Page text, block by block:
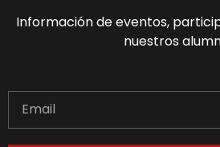
Información de eventos,
nuestros